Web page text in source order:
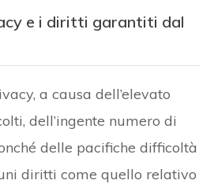
e i diritti garantiti dal
a causa dell’elevato
dell’ingente numero di
delle pacifiche difficoltà
diritti come quello relativo